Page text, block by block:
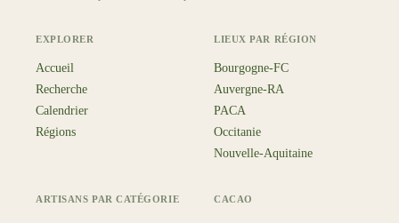
EXPLORER
Accueil
Recherche
Calendrier
Régions
LIEUX PAR RÉGION
Bourgogne-FC
Auvergne-RA
PACA
Occitanie
Nouvelle-Aquitaine
ARTISANS PAR CATÉGORIE CACAO